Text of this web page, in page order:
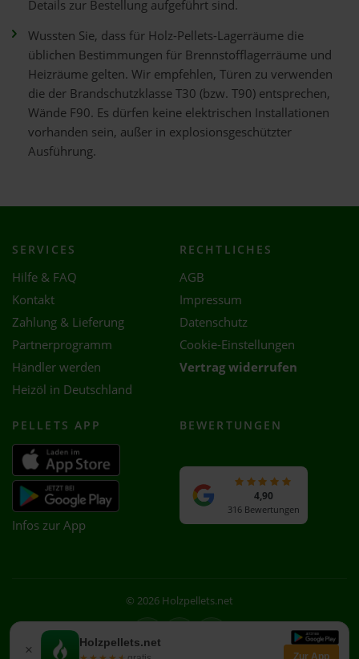
Details zur Bestellung aufgeführt sind.
Wussten Sie, dass für Holz-Pellets-Lagerräume die
üblichen Bestimmungen für Brennstofflagerräume und
Heizräume gelten. Wir empfehlen, Türen zu verwenden
die der Brandschutzklasse T30 (bzw. T90) entsprechen,
Wände F90. Es dürfen keine elektrischen Installationen
vorhanden sein, außer in explosionsgeschützter
Ausführung.
× Holzpellets.net
Zur App
SERVICES
Hilfe & FAQ
Kontakt
Zahlung & Lieferung
Partnerprogramm
Händler werden
Heizöl in Deutschland
RECHTLICHES
AGB
Impressum
Datenschutz
Cookie-Einstellungen
Vertrag widerrufen
PELLETS APP
Infos zur App
BEWERTUNGEN
4,90
316 Bewertungen
© 2026 Holzpellets.net
Facebook